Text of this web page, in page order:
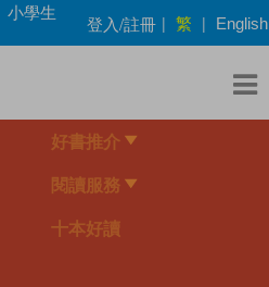
小學生
登入/註冊 | 繁 | English
好書推介
閱讀服務
十本好讀